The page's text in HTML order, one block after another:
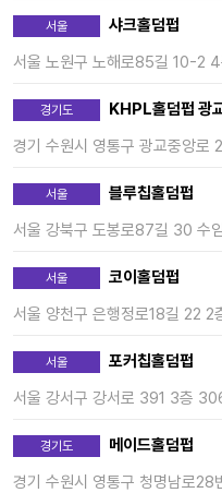
서울
샤크홀덤펍
서울 노원구 노해로85길 10-2
경기도
KHPL홀덤펍 광
경기 수원시 영통구 광교중앙로
서울
블루칩홀덤펍
서울 강북구 도봉로87길 30 수
서울
코이홀덤펍
서울 양천구 은행정로18길 22 2
서울
포커칩홀덤펍
서울 강서구 강서로 391 3층
경기도
메이드홀덤펍
경기 수원시 영통구 청명남로